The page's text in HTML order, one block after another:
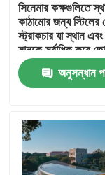
বাড়ি
পণ্য
আমাদের সম্পর্কে
সিনেমার কক্ষগুলিতে
কাঠামোর জন্য স্টিলের
স্ট্রাকচার যা স্থান এবং
মানকে সর্বাধিক করে
অনুসন্ধান